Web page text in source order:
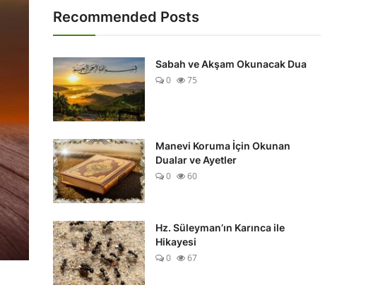
Recommended Posts
Sabah ve Akşam Okunacak Dua
0
75
Manevi Koruma İçin Okunan
Dualar ve Ayetler
0
60
Hz. Süleyman’ın Karınca ile
Hikayesi
0
67